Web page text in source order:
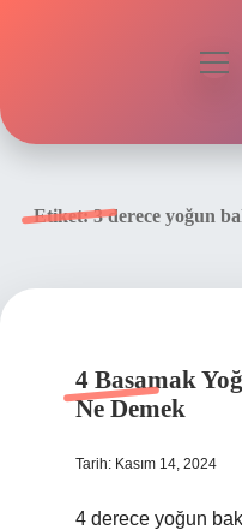
Etiket:3 derece yoğun
4 Basamak
Ne Demek
Tarih: Kasım 14, 2024
4 derece yoğun